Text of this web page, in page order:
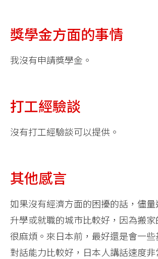
獎學金方面的事情
我沒有申請獎學金。
打工經驗談
沒有打工經驗談可以提供。
其他感言
如果沒有經濟方面的困擾的話，儘
升學或就職的城市比較好，因為搬
很麻煩。來日本前，最好還是會一
對話能力比較好，日本人講話速度